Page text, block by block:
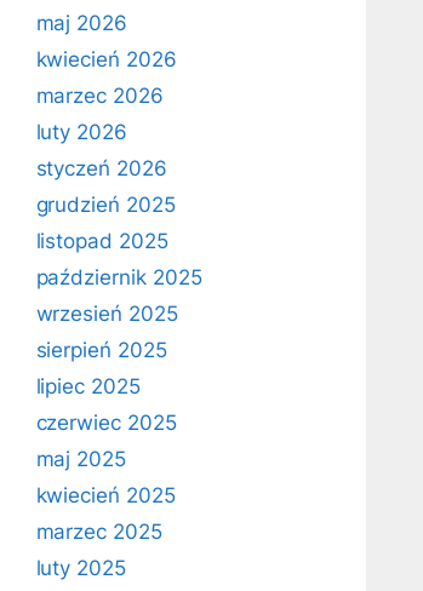
maj 2026
kwiecień 2026
marzec 2026
luty 2026
styczeń 2026
grudzień 2025
listopad 2025
październik 2025
wrzesień 2025
sierpień 2025
lipiec 2025
czerwiec 2025
maj 2025
kwiecień 2025
marzec 2025
luty 2025